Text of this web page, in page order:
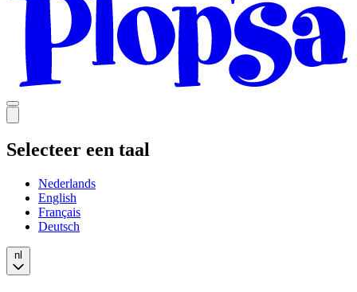
Open
mobile
Selecteer een taal
Nederlands
English
Français
Deutsch
nl